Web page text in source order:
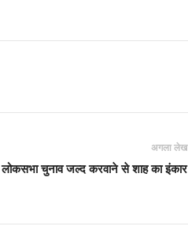
अगला लेख
लोकसभा चुनाव जल्द करवाने से शाह का इंकार